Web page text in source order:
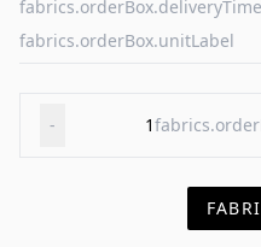
fabrics.orderBox.deliveryTime
fabrics.orderBox.unitLabel
- 1